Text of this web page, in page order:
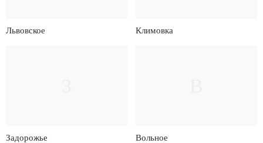
Львовское Климовка
Задорожье Вольное